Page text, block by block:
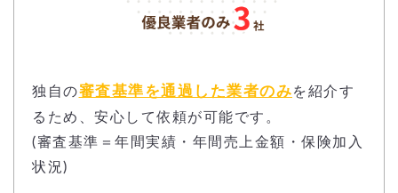
独自の審査基準を通過した業者のみを紹介す
るため、安心して依頼が可能です。
(審査基準＝年間実績・年間売上金額・保険加入
状況)